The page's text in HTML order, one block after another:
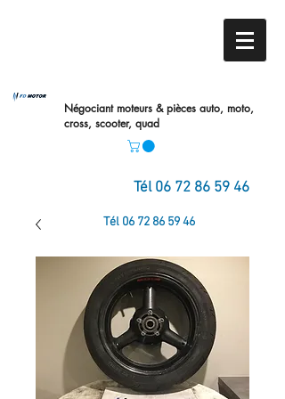
Négociant moteurs & pièces auto, moto,
cross, scooter, quad
Tél 06 72 86 59 46
Tél 06 72 86 59 46